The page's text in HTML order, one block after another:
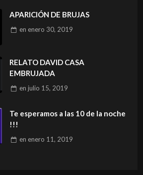
APARICIÓN DE BRUJAS
en enero 30, 2019
RELATO DAVID CASA
EMBRUJADA
en julio 15, 2019
Te esperamos a las 10 de la noche
!!!
en enero 11, 2019